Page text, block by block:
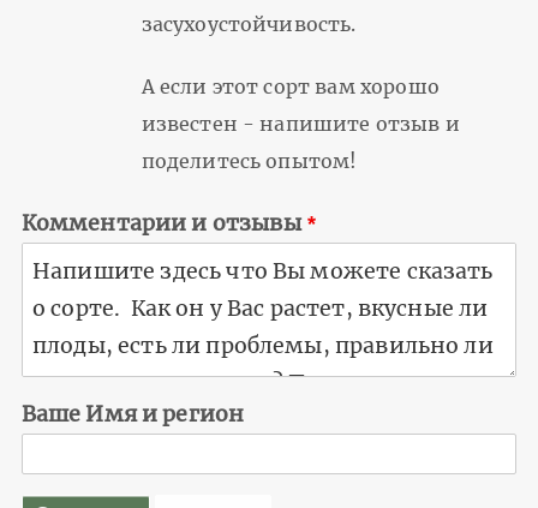
засухоустойчивость.
А если этот сорт вам хорошо
известен - напишите отзыв и
поделитесь опытом!
Комментарии и отзывы
Ваше Имя и регион